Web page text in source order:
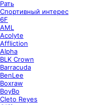
Рать
Спортивный интерес
6F
AML
Acolyte
Affliction
Alpha
BLK Crown
Barracuda
BenLee
Boxraw
BoyBo
Cleto Reyes